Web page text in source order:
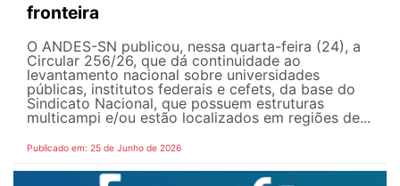
fronteira
O ANDES-SN publicou, nessa quarta-feira (24), a
Circular 256/26, que dá continuidade ao
levantamento nacional sobre universidades
públicas, institutos federais e cefets, da base do
Sindicato Nacional, que possuem estruturas
multicampi e/ou estão localizados em regiões de...
Publicado em: 25 de Junho de 2026